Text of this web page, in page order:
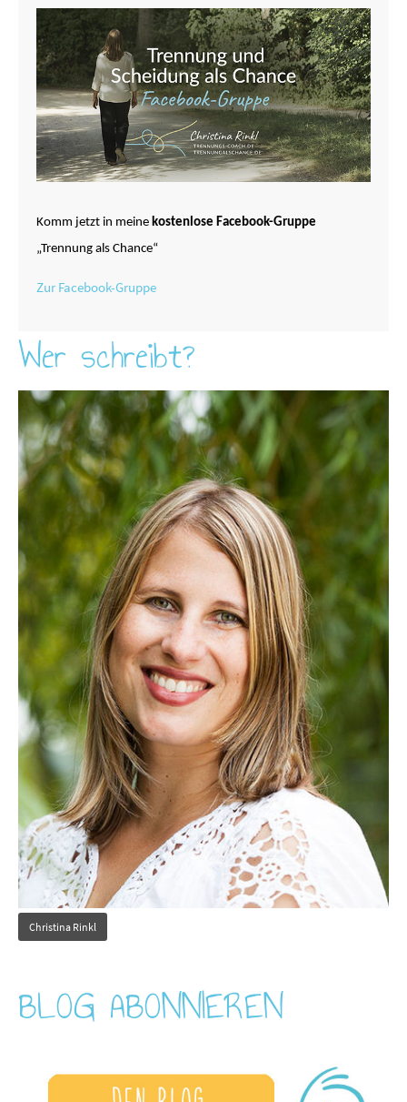
Komm jetzt in meine kostenlose Facebook-Gruppe
„Trennung als Chance“
Zur Facebook-Gruppe
Wer schreibt?
Christina Rinkl
BLOG ABONNIEREN